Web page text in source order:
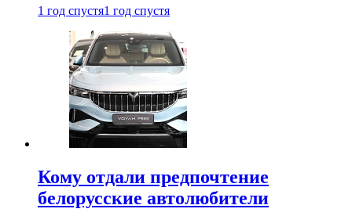
1 год спустя1 год спустя
Кому отдали предпочтение
белорусские автолюбители